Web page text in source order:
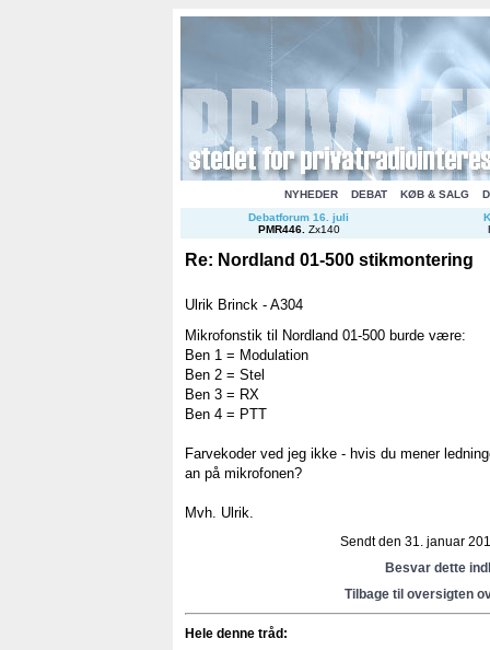
NYHEDER DEBAT KØB & SALG
Debatforum 16. juli
PMR446. Zx140
Re: Nordland 01-500 stikmontering
Ulrik Brinck - A304
Mikrofonstik til Nordland 01-500 burde være:
Ben 1 = Modulation
Ben 2 = Stel
Ben 3 = RX
Ben 4 = PTT
Farvekoder ved jeg ikke - hvis du mener
an på mikrofonen?
Mvh. Ulrik.
Sendt den 31. januar
Besvar dette
Tilbage til oversigten
Hele denne tråd: